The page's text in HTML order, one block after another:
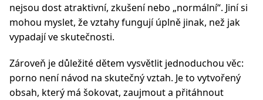
nejsou dost atraktivní, zkušení nebo „normální“. Jiní si
mohou myslet, že vztahy fungují úplně jinak, než jak
vypadají ve skutečnosti.
Zároveň je důležité dětem vysvětlit jednoduchou věc:
porno není návod na skutečný vztah. Je to vytvořený
obsah, který má šokovat, zaujmout a přitáhnout